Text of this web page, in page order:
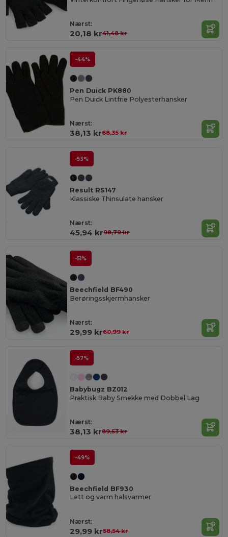
Nærst:
20,18 kr41,48 kr
-44%
Pen Duick PK880
Pen Duick Lintfrie Polyesterhansker
Nærst:
38,13 kr68,35 kr
-53%
Result RS147
Klassiske Thinsulate hansker
Nærst:
45,94 kr98,79 kr
-51%
Beechfield BF490
Berøringsskjermhansker
Nærst:
29,99 kr60,99 kr
-57%
Babybugz BZ012
Praktisk Baby Smekke med Dobbel Lag
Nærst:
38,13 kr89,53 kr
-49%
Beechfield BF930
Lett og varm halsvarmer
Nærst:
29,99 kr58,54 kr